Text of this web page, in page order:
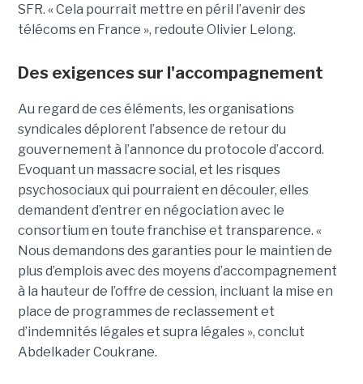
SFR. « Cela pourrait mettre en péril l’avenir des
télécoms en France », redoute Olivier Lelong.
Des exigences sur l'accompagnement
Au regard de ces éléments, les organisations
syndicales déplorent l’absence de retour du
gouvernement à l’annonce du protocole d’accord.
Evoquant un massacre social, et les risques
psychosociaux qui pourraient en découler, elles
demandent d’entrer en négociation avec le
consortium en toute franchise et transparence. «
Nous demandons des garanties pour le maintien de
plus d’emplois avec des moyens d’accompagnement
à la hauteur de l’offre de cession, incluant la mise en
place de programmes de reclassement et
d’indemnités légales et supra légales », conclut
Abdelkader Coukrane.